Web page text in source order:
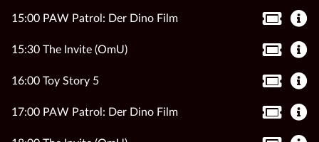
15:00 PAW Patrol: Der Dino Film
15:30 The Invite (OmU)
16:00 Toy Story 5
17:00 PAW Patrol: Der Dino Film